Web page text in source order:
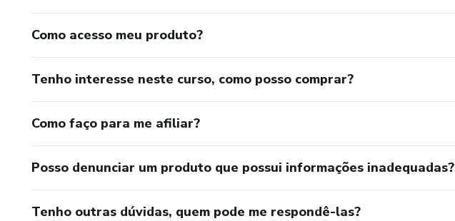
Como acesso meu produto?
Tenho interesse neste curso, como posso comprar?
Como faço para me afiliar?
Posso denunciar um produto que possui informações inadequadas?
Tenho outras dúvidas, quem pode me respondê-las?